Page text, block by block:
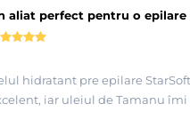
apilca produsele de
aliat perfect pentru o
hidratant pre epilare
iar uleiul de Tamanu